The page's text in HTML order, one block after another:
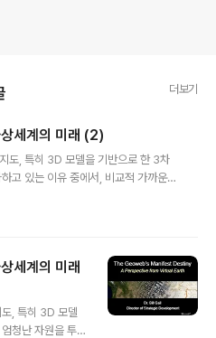
더보기
세계의 미래 (2)
도, 특히 3D 모델을 기반으로 한 3차
고 있는 이유 중에서, 비교적 가까운
으로서, 약간은 먼 미래에 가상지구
Earth)팀의 빌게일(Bill Gale)씨가 2
글은 이 PDF를 근거로 제 생각을
이드는 건물 외..
세계의 미래
, 특히 3D 모델
청난 자원을 투